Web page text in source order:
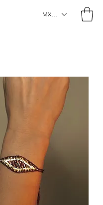
MXN ($)